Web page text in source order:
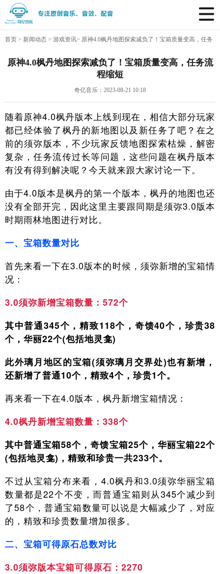
首页 > 新闻动态 > 游戏资讯> 原神4.0枫丹地图探索减负了！宝箱质量变高，任务
流程缩短
原神4.0枫丹地图探索减负了！宝箱质量变高，任务流
程缩短
奇亿音乐：2023-08-21 10:18
随着原神4.0枫丹版本上线到现在，相信大部分玩家
都已经体验了枫丹的新地图以及新任务了吧？在之
前的须弥版本，不少玩家反馈地图探索枯燥，解密
复杂，任务流传过长等问题，这些问题在枫丹版本
有没有得到解决呢？今天就来跟大家讨论一下。
由于4.0版本是枫丹的第一个版本，枫丹的地图也还
没有全部开完，因此这里主要跟同期是须弥3.0版本
时期雨林地图进行对比。
一、宝箱数量对比
首先来看一下在3.0版本的时候，须弥新增的宝箱情
况：
3.0须弥新增宝箱数量：572个
其中普通345个，精致118个，奇馈40个，珍贵38
个，华丽22个(包括地灵龛)
此外璃月地区的宝箱(须弥璃月交界处)也有新增，
还新增了普通10个，精致4个，珍贵1个。
再来看一下在4.0版本，枫丹新增宝箱情况：
4.0枫丹新增宝箱数量：338个
其中普通宝箱58个，奇馈宝箱25个，华丽宝箱22个
(包括地灵龛)，精致和珍贵一共233个。
不过从宝箱分布来看，4.0枫丹和3.0须弥华丽宝箱
数量都是22个不变，而普通宝箱则从345个减少到
了58个，普通宝箱数量可以说是大幅减少了，对应
的，精致和珍贵数量增加很多。
二、宝箱可得原石总数对比
3.0须弥版本宝箱可得原石：2270